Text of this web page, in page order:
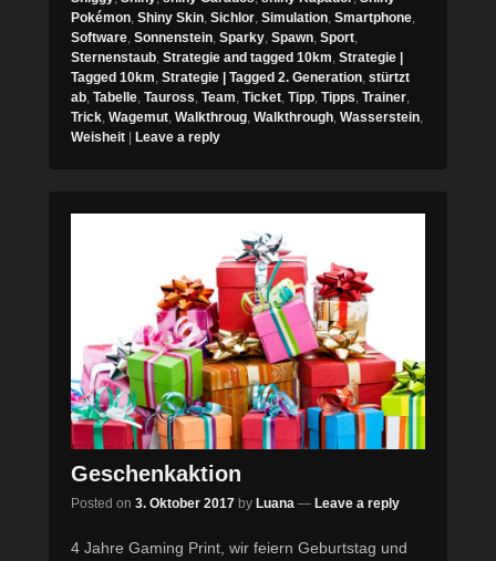
Pokémon Shiny Skin Sichlor Simulation Smartphone
Software Sonnenstein Sparky Spawn Sport
Sternenstaub Strategie and tagged 10km Strategie |
Tagged 10km Strategie | Tagged 2. Generation stürtzt
ab Tabelle Tauross Team Ticket Tipp Tipps Trainer
Trick Wagemut Walkthroug Walkthrough Wasserstein
Weisheit | Leave a reply
Geschenkaktion
Posted on 3. Oktober 2017 by Luana — Leave a reply
4 Jahre Gaming Print, wir feiern Geburtstag und